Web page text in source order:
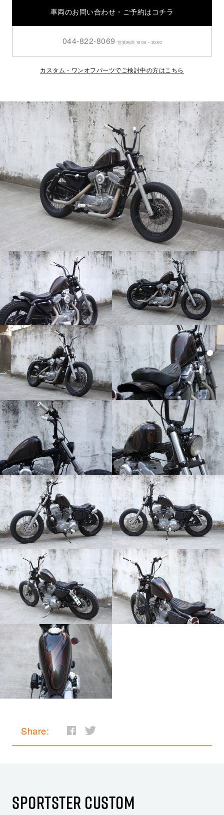
車両のお問い合わせ・ご予約はコチラ
044-822-8069営業時間 10:00 ~ 20:00
カスタム・ワンオフパーツでご検討中の方はこちら
Share:
SPORTSTER CUSTOM